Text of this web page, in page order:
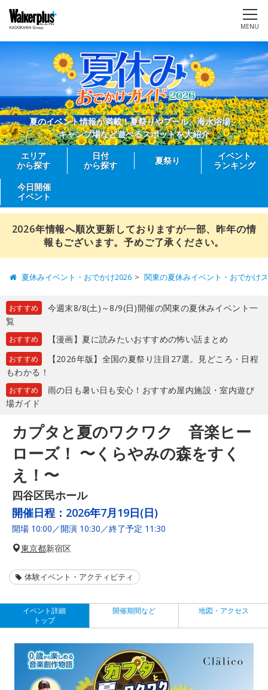
MENU
夏のイベント情報が満載！夏祭りやプール、海水浴場、
キャンプ場など遊べるスポットを大紹介
エリア
から探す
日付
から探す
夏祭り
イベント
ランキング
今日開催
イベント
2026年情報へ順次更新しておりますが一部、昨年の情
報もございます。予めご了承ください。
夏休みイベント・おでかけ2026 関東の夏休みイベント・おでかけ
おすすめ
今週末8/8(土)～8/9(日)開催の関東の夏休みイベント一
覧
おすすめ 【漫画】夏に読みたいおすすめの怖い話まとめ
おすすめ
【2026年版】全国の夏祭り注目27選。見どころ・日程
もわかる！
おすすめ
雨の日も暑い日も安心！おすすめ屋内施設・室内遊び
場ガイド
カプタと夏のワクワク 音楽ヒー
ローズ！ 〜くらやみの森をすく
え！〜
四谷区民ホール
開催日程： 2026年7月19日(日)
開場 10:00／開演 10:30／終了予定 11:30
東京都新宿区
体験イベント・アクティビティ
イベント詳細
トップ
開催期間など 地図・アクセス